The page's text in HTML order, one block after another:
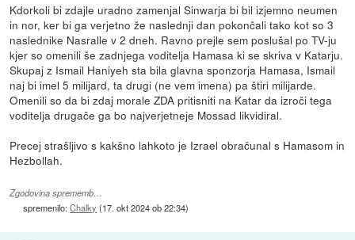
Kdorkoli bi zdajle uradno zamenjal Sinwarja bi bil izjemno neumen
in nor, ker bi ga verjetno že naslednji dan pokončali tako kot so 3
naslednike Nasralle v 2 dneh. Ravno prejle sem poslušal po TV-ju
kjer so omenili še zadnjega voditelja Hamasa ki se skriva v Katarju.
Skupaj z Ismail Haniyeh sta bila glavna sponzorja Hamasa, Ismail
naj bi imel 5 milijard, ta drugi (ne vem imena) pa štiri milijarde.
Omenili so da bi zdaj morale ZDA pritisniti na Katar da izroči tega
voditelja drugače ga bo najverjetneje Mossad likvidiral.
Precej strašljivo s kakšno lahkoto je Izrael obračunal s Hamasom in
Hezbollah.
Zgodovina sprememb…
spremenilo:Chalky (17. okt 2024 ob 22:34)